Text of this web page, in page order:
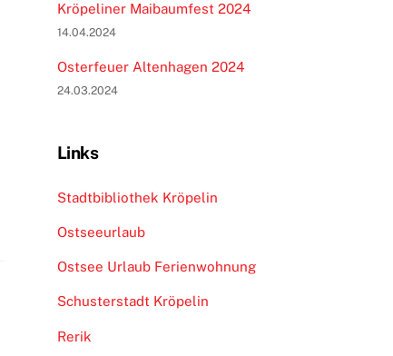
Kröpeliner Maibaumfest 2024
14.04.2024
Osterfeuer Altenhagen 2024
24.03.2024
Links
Stadtbibliothek Kröpelin
Ostseeurlaub
Ostsee Urlaub Ferienwohnung
Schusterstadt Kröpelin
Rerik